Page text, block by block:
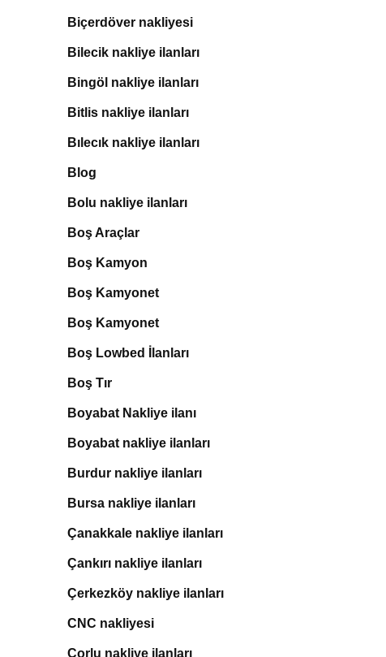
Biçerdöver nakliyesi
Bilecik nakliye ilanları
Bingöl nakliye ilanları
Bitlis nakliye ilanları
Bılecık nakliye ilanları
Blog
Bolu nakliye ilanları
Boş Araçlar
Boş Kamyon
Boş Kamyonet
Boş Kamyonet
Boş Lowbed İlanları
Boş Tır
Boyabat Nakliye ilanı
Boyabat nakliye ilanları
Burdur nakliye ilanları
Bursa nakliye ilanları
Çanakkale nakliye ilanları
Çankırı nakliye ilanları
Çerkezköy nakliye ilanları
CNC nakliyesi
Çorlu nakliye ilanları